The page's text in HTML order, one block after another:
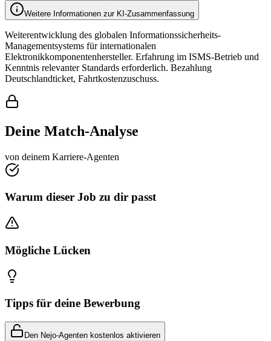
Weitere Informationen zur KI-Zusammenfassung
Weiterentwicklung des globalen Informationssicherheits-
Managementsystems für internationalen
Elektronikkomponentenhersteller. Erfahrung im ISMS-Betrieb und
Kenntnis relevanter Standards erforderlich. Bezahlung
Deutschlandticket, Fahrtkostenzuschuss.
Deine Match-Analyse
von deinem Karriere-Agenten
Warum dieser Job zu dir passt
Mögliche Lücken
Tipps für deine Bewerbung
Den Nejo-Agenten kostenlos aktivieren